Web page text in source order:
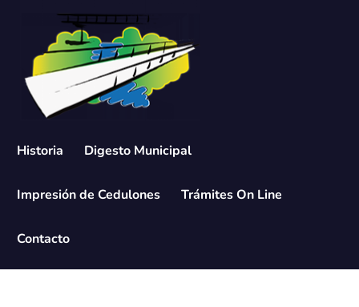
contenido
Historia Digesto Municipal
Impresión de Cedulones Trámites On Line
Contacto